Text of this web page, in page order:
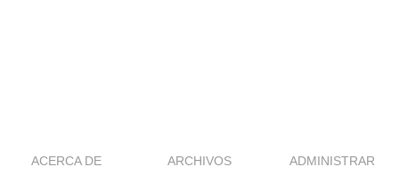
ACERCA DE ARCHIVOS ADMINISTRAR